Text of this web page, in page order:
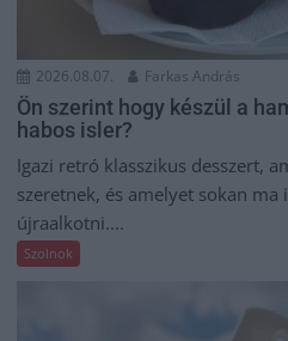
2026.08.07. Farkas András
Ön szerint hogy készül a
habos isler?
Igazi retró klasszikus desszert,
szeretnek, és amelyet sokan
újraalkotni....
Szolnok